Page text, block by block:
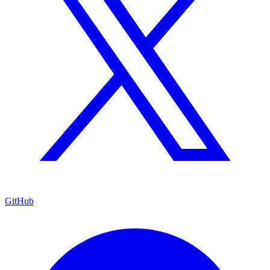
GitHub